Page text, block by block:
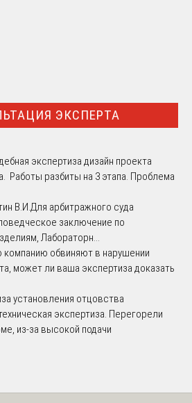
ЭКСПЕРТА
экспертиза дизайн проекта
Работы разбиты на 3 этапа. Проблема
В.И.Для арбитражного суда
заключение по
Лабораторн...
компанию обвиняют в нарушении
может ли ваша экспертиза доказать
установления отцовства
экспертиза. Перегорели
из-за высокой подачи